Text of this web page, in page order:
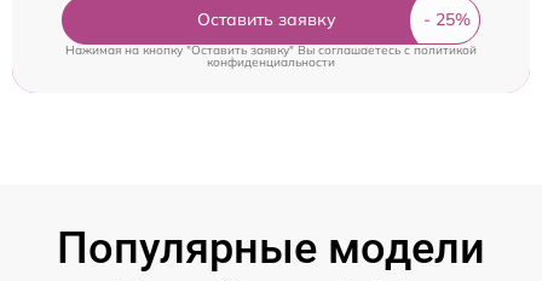
Оставить заявку
Нажимая на кнопку "Оставить заявку" Вы соглашаетесь c политикой
конфиденциальности
Популярные модели